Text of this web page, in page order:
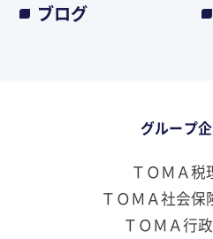
ブログ
グループ
ＴＯＭＡ税
ＴＯＭＡ社会保
ＴＯＭＡ行